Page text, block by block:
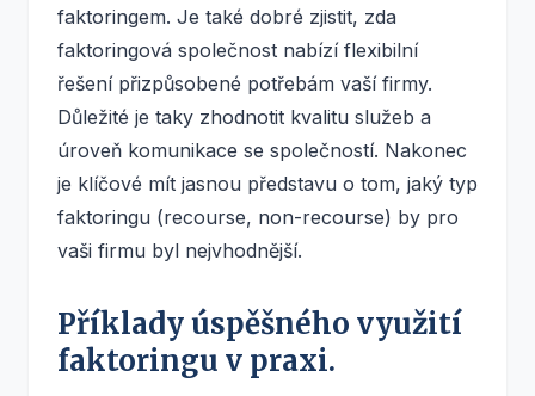
faktoringem. Je také dobré zjistit, zda
faktoringová společnost nabízí flexibilní
řešení přizpůsobené potřebám vaší firmy.
Důležité je taky zhodnotit kvalitu služeb a
úroveň komunikace se společností. Nakonec
je klíčové mít jasnou představu o tom, jaký typ
faktoringu (recourse, non-recourse) by pro
vaši firmu byl nejvhodnější.
Příklady úspěšného využití
faktoringu v praxi.